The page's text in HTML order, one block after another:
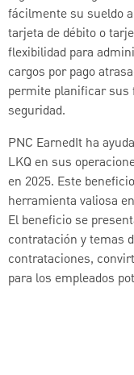
fácilmente su sueldo
tarjeta de débito o
flexibilidad para
cargos por pago
permite planificar sus
seguridad.
PNC EarnedIt ha
LKQ en sus
en 2025. Este
herramienta valiosa
El beneficio se
contratación y temas
contrataciones,
para los empleados